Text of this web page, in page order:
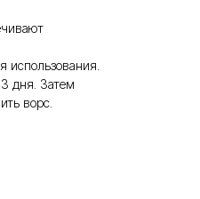
использования.
дня. Затем
ворс.